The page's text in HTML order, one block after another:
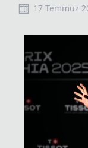
17 Temmuz